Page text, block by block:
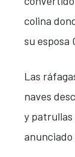
colina
su esposa
Las
naves
y patrullas
anunciado